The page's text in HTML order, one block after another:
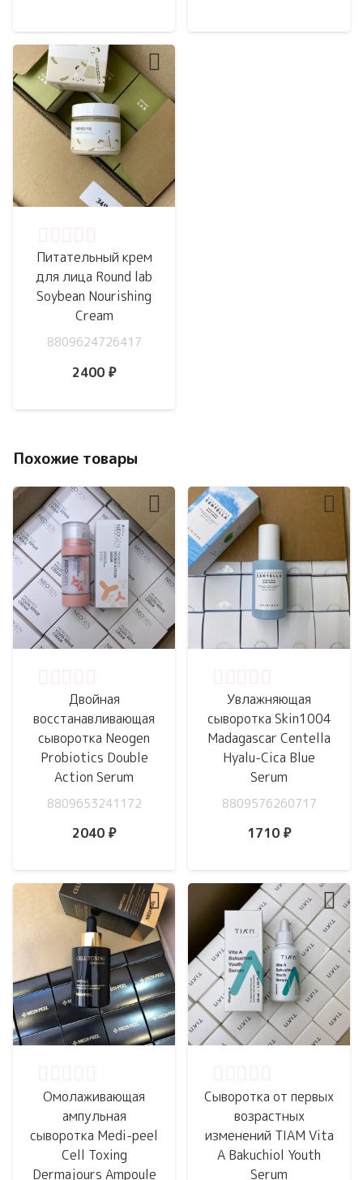
Питательный крем
для лица Round lab
Soybean Nourishing
Cream
8809624726417
2400 ₽
Похожие товары
Двойная
восстанавливающая
сыворотка Neogen
Probiotics Double
Action Serum
8809653241172
2040 ₽
Увлажняющая
сыворотка Skin1004
Madagascar Centella
Hyalu-Cica Blue
Serum
8809576260717
1710 ₽
Омолаживающая
ампульная
сыворотка Medi-peel
Cell Toxing
Dermajours Ampoule
Сыворотка от первых
возрастных
изменений TIAM Vita
A Bakuchiol Youth
Serum